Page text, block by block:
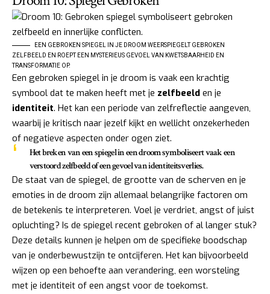
EEN GEBROKEN SPIEGEL IN JE DROOM WEERSPIEGELT GEBROKEN
ZELFBEELD EN ROEPT EEN MYSTERIEUS GEVOEL VAN KWETSBAARHEID EN
TRANSFORMATIE OP.
Een gebroken spiegel in je droom is vaak een krachtig
symbool dat te maken heeft met je zelfbeeld en je
identiteit. Het kan een periode van zelfreflectie aangeven,
waarbij je kritisch naar jezelf kijkt en wellicht onzekerheden
of negatieve aspecten onder ogen ziet.
Het breken van een spiegel in een droom symboliseert vaak een
verstoord zelfbeeld of een gevoel van identiteitsverlies.
De staat van de spiegel, de grootte van de scherven en je
emoties in de droom zijn allemaal belangrijke factoren om
de betekenis te interpreteren. Voel je verdriet, angst of juist
opluchting? Is de spiegel recent gebroken of al langer stuk?
Deze details kunnen je helpen om de specifieke boodschap
van je onderbewustzijn te ontcijferen. Het kan bijvoorbeeld
wijzen op een behoefte aan verandering, een worsteling
met je identiteit of een angst voor de toekomst.